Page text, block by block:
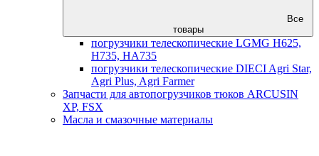
Все
товары
погрузчики телескопические LGMG H625,
H735, HA735
погрузчики телескопические DIECI Agri Star,
Agri Plus, Agri Farmer
Запчасти для автопогрузчиков тюков ARCUSIN
XP, FSX
Масла и смазочные материалы